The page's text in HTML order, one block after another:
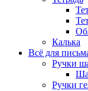
Калька
Всё для
Ручки
Ручки